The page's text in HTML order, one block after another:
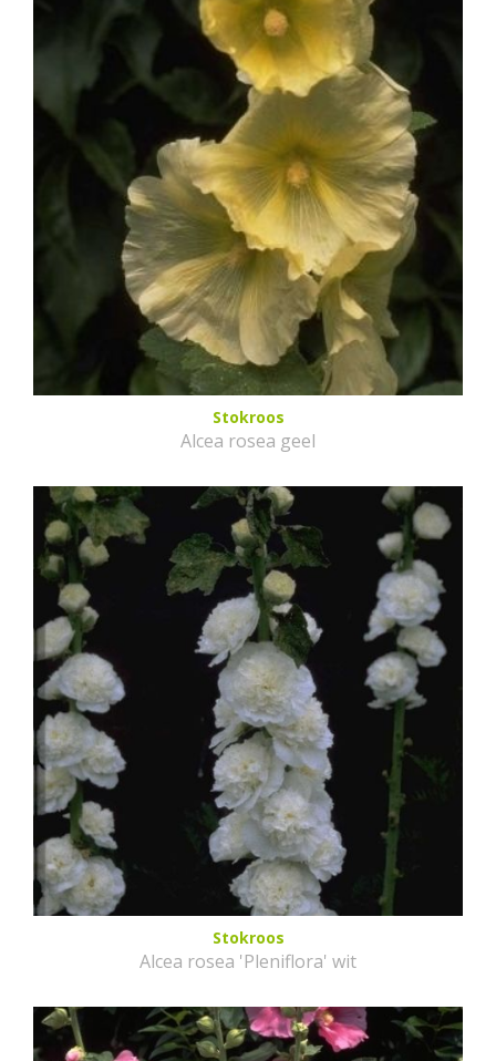
Stokroos
Alcea rosea geel
Stokroos
Alcea rosea 'Pleniflora' wit